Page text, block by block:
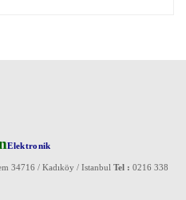
Elektronik
34716 / Kadıköy / Istanbul Tel : 0216 338